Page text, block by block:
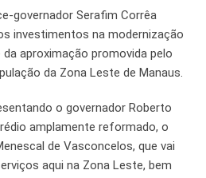
governador Serafim Corrêa
investimentos na modernização
aproximação promovida pelo
da Zona Leste de Manaus.
o governador Roberto
amplamente reformado, o
de Vasconcelos, que vai
aqui na Zona Leste, bem